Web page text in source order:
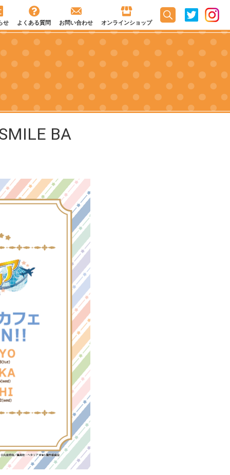
せ よくある質問 お問い合わせ オンラインショップ
BA